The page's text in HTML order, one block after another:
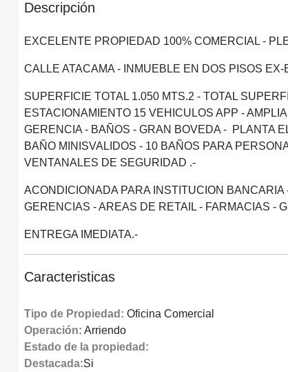
Descripción
EXCELENTE PROPIEDAD 100% COMERCIAL -
CALLE ATACAMA - INMUEBLE EN DOS PISOS
SUPERFICIE TOTAL 1.050 MTS.2 - TOTAL
ESTACIONAMIENTO 15 VEHICULOS APP -
GERENCIA - BAÑOS - GRAN BOVEDA - PLANTA
BAÑO MINISVALIDOS - 10 BAÑOS PARA
VENTANALES DE SEGURIDAD .-
ACONDICIONADA PARA INSTITUCION
GERENCIAS - AREAS DE RETAIL - FARMACIAS -
ENTREGA IMEDIATA.-
Caracteristicas
Tipo de Propiedad: Oficina Comercial
Operación: Arriendo
Estado de la propiedad:
Destacada:Si